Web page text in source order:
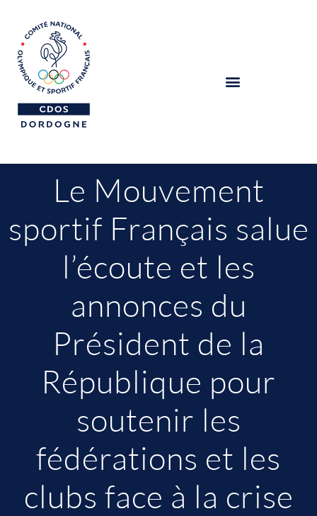
Le Mouvement
sportif Français salue
l’écoute et les
annonces du
Président de la
République pour
soutenir les
fédérations et les
clubs face à la crise